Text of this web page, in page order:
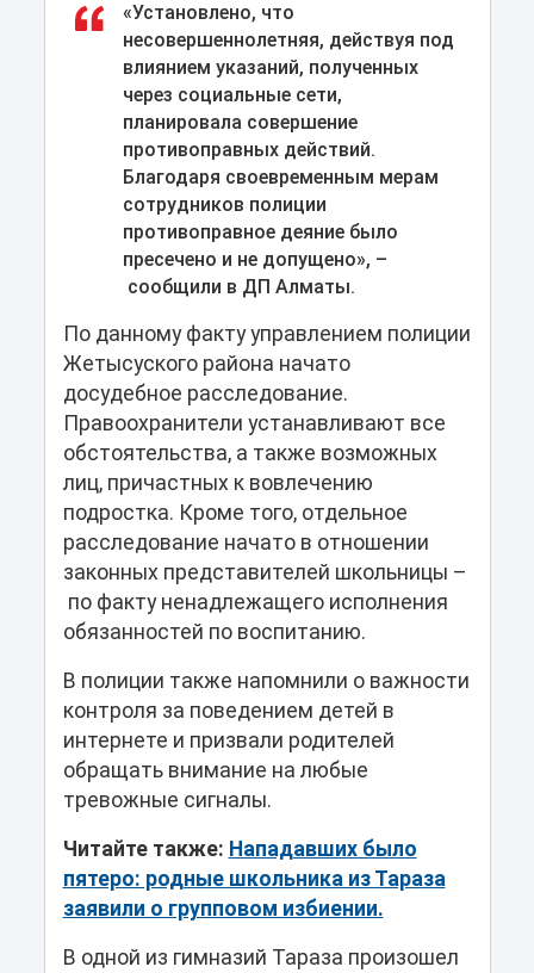
«Установлено, что
несовершеннолетняя, действуя под
влиянием указаний, полученных
через социальные сети,
планировала совершение
противоправных действий.
Благодаря своевременным мерам
сотрудников полиции
противоправное деяние было
пресечено и не допущено», –
сообщили в ДП Алматы.
По данному факту управлением полиции
Жетысуского района начато
досудебное расследование.
Правоохранители устанавливают все
обстоятельства, а также возможных
лиц, причастных к вовлечению
подростка. Кроме того, отдельное
расследование начато в отношении
законных представителей школьницы –
по факту ненадлежащего исполнения
обязанностей по воспитанию.
В полиции также напомнили о важности
контроля за поведением детей в
интернете и призвали родителей
обращать внимание на любые
тревожные сигналы.
Читайте также: Нападавших было
пятеро: родные школьника из Тараза
заявили о групповом избиении.
В одной из гимназий Тараза произошел